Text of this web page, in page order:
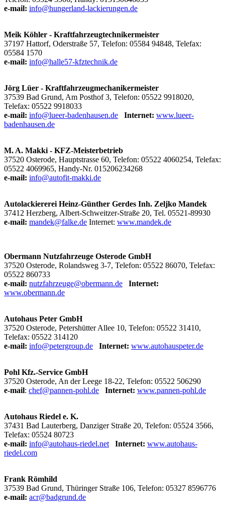
e-mail: info@hungerland-lackierungen.de
Meik Köhler - Kraftfahrzeugtechnikermeister
37197 Hattorf, Oderstraße 57, Telefon: 05584 94848, Telefax:
05584 1570
e-mail: info@halle57-kfztechnik.de
Jörg Lüer - Kraftfahrzeugmechanikermeister
37539 Bad Grund, Am Posthof 3, Telefon: 05522 9918020,
Telefax: 05522 9918033
e-mail: info@lueer-badenhausen.de Internet: www.lueer-
badenhausen.de
M. A. Makki - KFZ-Meisterbetrieb
37520 Osterode, Hauptstrasse 60, Telefon: 05522 4060254, Telefax:
05522 4069965, Handy-Nr. 015206234268
e-mail: info@autofit-makki.de
Autolackiererei Heinz-Günther Gerdes Inh. Zeljko Mandek
37412 Herzberg, Albert-Schweitzer-Straße 20, Tel. 05521-89930
e-mail: mandek@falke.de Internet: www.mandek.de
Obermann Nutzfahrzeuge Osterode GmbH
37520 Osterode, Rolandsweg 3-7, Telefon: 05522 86070, Telefax:
05522 860733
e-mail: nutzfahrzeuge@obermann.de
Internet:
www.obermann.de
Autohaus Peter GmbH
37520 Osterode, Petershütter Allee 10, Telefon: 05522 31410,
Telefax: 05522 314120
e-mail: info@petergroup.de Internet: www.autohauspeter.de
Pohl Kfz.-Service GmbH
37520 Osterode, An der Leege 18-22, Telefon: 05522 506290
e-mail: chef@pannen-pohl.de Internet: www.pannen-pohl.de
Autohaus Riedel e. K.
37431 Bad Lauterberg, Danziger Straße 20, Telefon: 05524 3566,
Telefax: 05524 80723
e-mail: info@autohaus-riedel.net Internet: www.autohaus-
riedel.com
Frank Römhild
37539 Bad Grund, Thüringer Straße 106, Telefon: 05327 8596776
e-mail: acr@badgrund.de